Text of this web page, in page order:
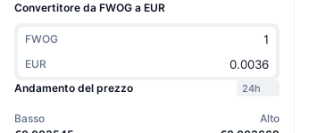
Convertitore da FWOG a EUR
FWOG
EUR
Andamento del prezzo
24h
Basso
Alto